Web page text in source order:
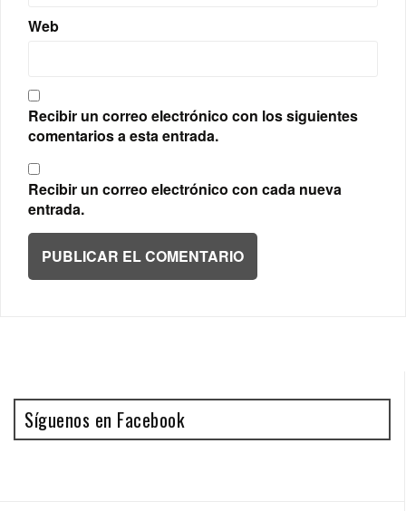
Web
Recibir un correo electrónico con los siguientes
comentarios a esta entrada.
Recibir un correo electrónico con cada nueva
entrada.
Síguenos en Facebook